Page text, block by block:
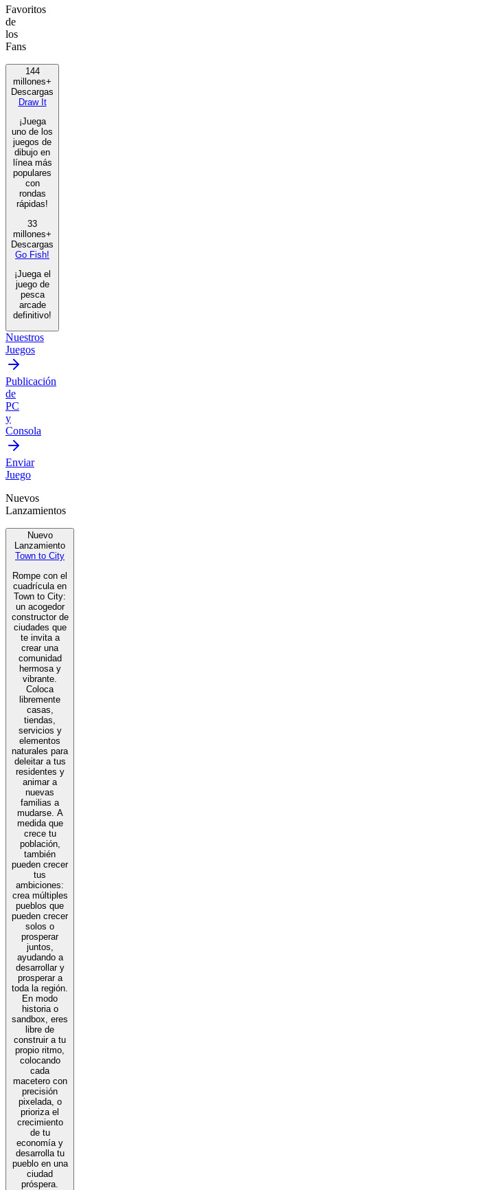
Favoritos
de
los
Fans
144
millones+
Descargas
Draw It
¡Juega
uno de los
juegos de
dibujo en
línea más
populares
con
rondas
rápidas!
33
millones+
Descargas
Go Fish!
¡Juega el
juego de
pesca
arcade
definitivo!
Nuestros
Juegos
Publicación
de
PC
y
Consola
Enviar
Juego
Nuevos
Lanzamientos
Nuevo
Lanzamiento
Town to City
Rompe con el
cuadrícula en
Town to City:
un acogedor
constructor de
ciudades que
te invita a
crear una
comunidad
hermosa y
vibrante.
Coloca
libremente
casas,
tiendas,
servicios y
elementos
naturales para
deleitar a tus
residentes y
animar a
nuevas
familias a
mudarse. A
medida que
crece tu
población,
también
pueden crecer
tus
ambiciones:
crea múltiples
pueblos que
pueden crecer
solos o
prosperar
juntos,
ayudando a
desarrollar y
prosperar a
toda la región.
En modo
historia o
sandbox, eres
libre de
construir a tu
propio ritmo,
colocando
cada
macetero con
precisión
pixelada, o
prioriza el
crecimiento
de tu
economía y
desarrolla tu
pueblo en una
ciudad
próspera.